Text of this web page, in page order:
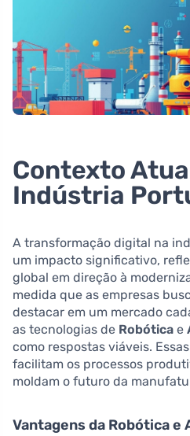
Contexto
Indústria
A transformação digital na
um impacto significativo,
global em direção à
medida que as empresas
destacar em um mercado
as tecnologias de Robótica e
como respostas viáveis.
facilitam os processos
moldam o futuro da
Vantagens da Robótica e